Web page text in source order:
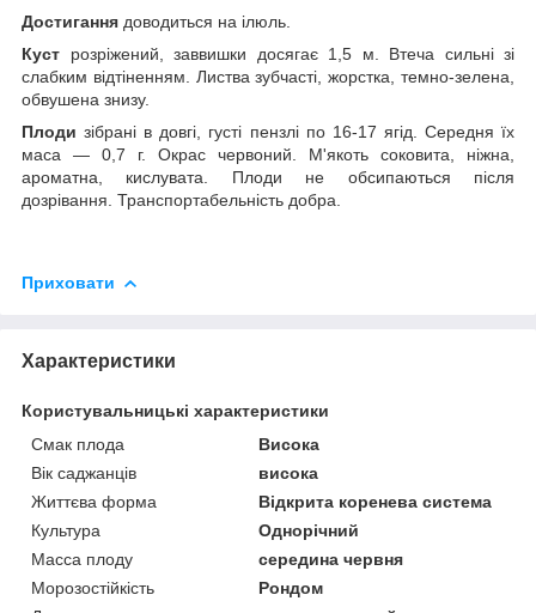
Достигання доводиться на ілюль.
Куст розріжений, заввишки досягає 1,5 м. Втеча сильні зі
слабким відтіненням. Листва зубчасті, жорстка, темно-зелена,
обвушена знизу.
Плоди зібрані в довгі, густі пензлі по 16-17 ягід. Середня їх
маса — 0,7 г. Окрас червоний. М'якоть соковита, ніжна,
ароматна, кислувата. Плоди не обсипаються після
дозрівання. Транспортабельність добра.
Приховати
Характеристики
Користувальницькі характеристики
Смак плода
Висока
Вік саджанців
висока
Життєва форма
Відкрита коренева система
Культура
Однорічний
Масса плоду
середина червня
Морозостійкість
Рондом